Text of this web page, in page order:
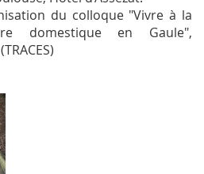
du colloque "Vivre à la
domestique en Gaule",